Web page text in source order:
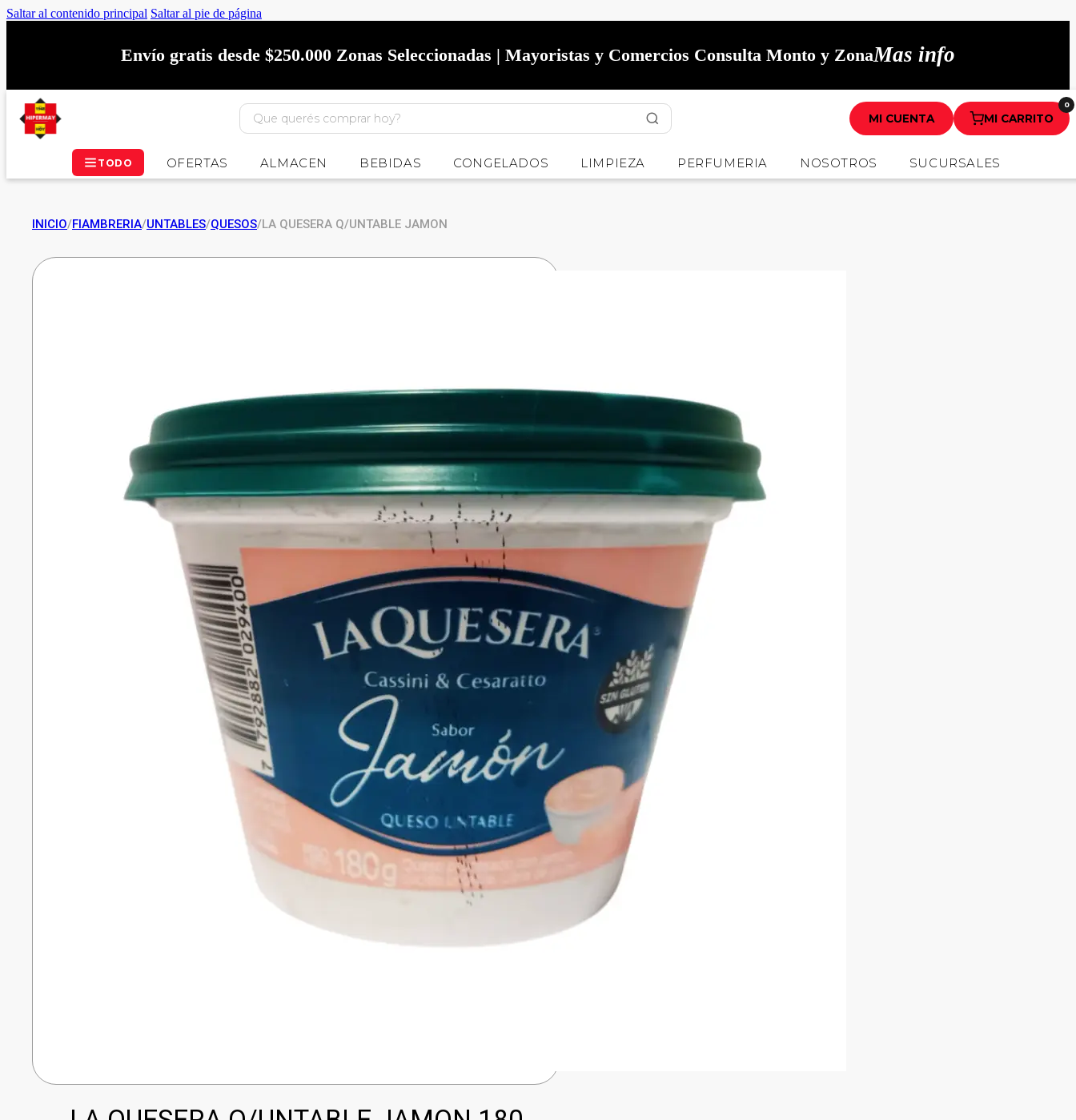
Saltar al contenido principal Saltar al pie de página
Envío gratis desde $250.000 Zonas Seleccionadas | Mayoristas y Comercios Consulta Monto y ZonaMas info
MI CUENTA MI CARRITO
0
TODO OFERTAS ALMACEN BEBIDAS CONGELADOS LIMPIEZA PERFUMERIA NOSOTROS SUCURSALES
INICIO/FIAMBRERIA/UNTABLES/QUESOS/LA QUESERA Q/UNTABLE JAMON